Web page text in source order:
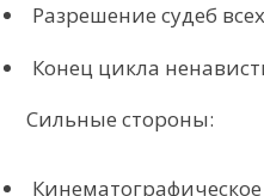
Разрешение судеб
Конец цикла
Сильные стороны:
Кинематографическое